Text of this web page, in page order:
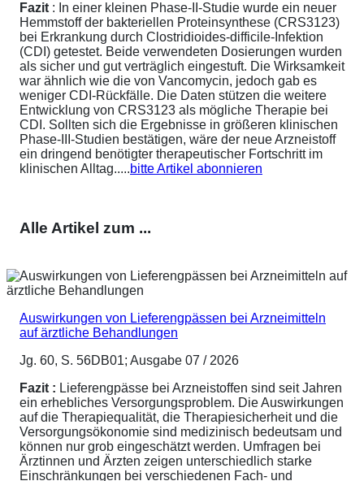
Fazit : In einer kleinen Phase-II-Studie wurde ein neuer
Hemmstoff der bakteriellen Proteinsynthese (CRS3123)
bei Erkrankung durch Clostridioides-difficile-Infektion
(CDI) getestet. Beide verwendeten Dosierungen wurden
als sicher und gut verträglich eingestuft. Die Wirksamkeit
war ähnlich wie die von Vancomycin, jedoch gab es
weniger CDI-Rückfälle. Die Daten stützen die weitere
Entwicklung von CRS3123 als mögliche Therapie bei
CDI. Sollten sich die Ergebnisse in größeren klinischen
Phase-III-Studien bestätigen, wäre der neue Arzneistoff
ein dringend benötigter therapeutischer Fortschritt im
klinischen Alltag.....bitte Artikel abonnieren
Alle Artikel zum ...
Auswirkungen von Lieferengpässen bei Arzneimitteln
auf ärztliche Behandlungen
Jg. 60, S. 56DB01; Ausgabe 07 / 2026
Fazit : Lieferengpässe bei Arzneistoffen sind seit Jahren
ein erhebliches Versorgungsproblem. Die Auswirkungen
auf die Therapiequalität, die Therapiesicherheit und die
Versorgungsökonomie sind medizinisch bedeutsam und
können nur grob eingeschätzt werden. Umfragen bei
Ärztinnen und Ärzten zeigen unterschiedlich starke
Einschränkungen bei verschiedenen Fach- und